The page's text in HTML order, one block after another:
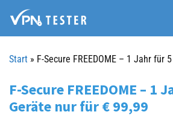
Springe
zum
Inhalt
Start » F-Secure FREEDOME – 1 Jahr für
F-Secure FREEDOME – 1
Geräte nur für € 99,99